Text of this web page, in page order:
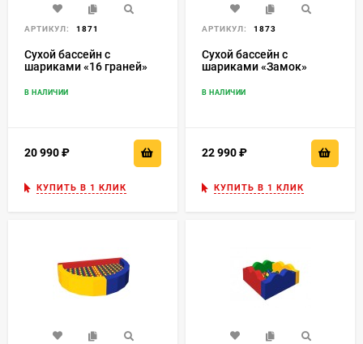
АРТИКУЛ: 1871
Сухой бассейн с
шариками «16 граней»
В НАЛИЧИИ
20 990
КУПИТЬ В 1 КЛИК
АРТИКУЛ: 1873
Сухой бассейн с
шариками «Замок»
В НАЛИЧИИ
22 990
КУПИТЬ В 1 КЛИК